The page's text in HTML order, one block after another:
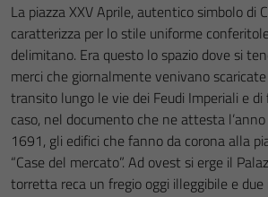
La piazza XXV Aprile, autentico simbolo di
caratterizza per lo stile uniforme
delimitano. Era questo lo spazio dove si
merci che giornalmente venivano
transito lungo le vie dei Feudi Imperiali e
caso, nel documento che ne attesta
1691, gli edifici che fanno da corona alla
“Case del mercato”. Ad ovest si erge il
torretta reca un fregio oggi illeggibile e